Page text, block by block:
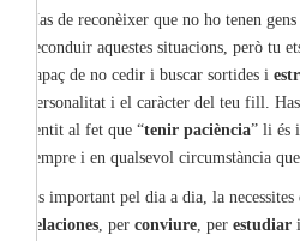
Has de reconèixer que no ho tenen
reconduir aquestes situacions, però tu
capaç de no cedir i buscar sortides i
personalitat i el caràcter del teu fill.
sentit al fet que “tenir paciència” li és
sempre i en qualsevol circumstància
És important pel dia a dia, la necessites
relaciones , per conviure , per estudiar